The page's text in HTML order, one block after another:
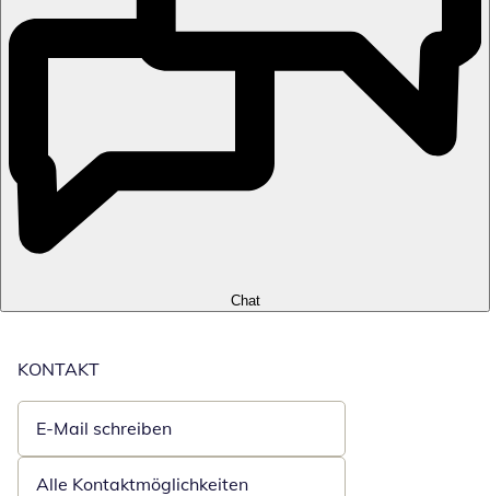
Chat
KONTAKT
E-Mail schreiben
Öffnet E-Mail-Client
Alle Kontaktmöglichkeiten